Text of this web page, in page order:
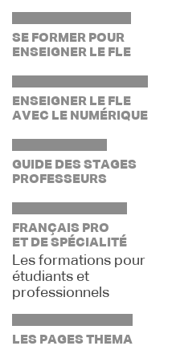
SE FORMER POUR
ENSEIGNER LE FLE
ENSEIGNER LE FLE
AVEC LE NUMÉRIQUE
GUIDE DES STAGES
PROFESSEURS
FRANÇAIS PRO
ET DE SPÉCIALITÉ
Les formations pour
étudiants et
professionnels
LES PAGES THEMA